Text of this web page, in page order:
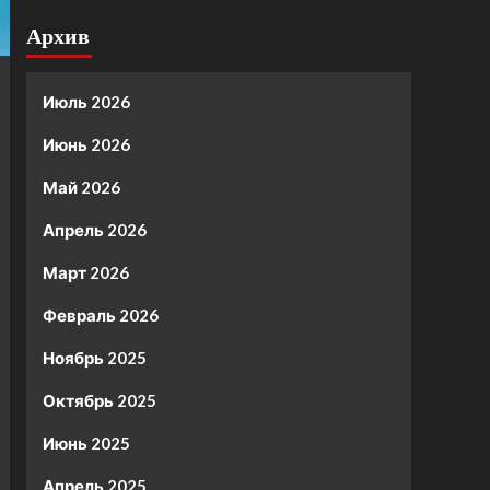
Архив
Июль 2026
Июнь 2026
Май 2026
Апрель 2026
Март 2026
Февраль 2026
Ноябрь 2025
Октябрь 2025
Июнь 2025
Апрель 2025